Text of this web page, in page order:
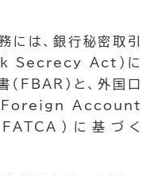
には、銀行秘密取引
Secrecy Act）に
FBAR）と、外国口
（Foreign Account
）に基づく